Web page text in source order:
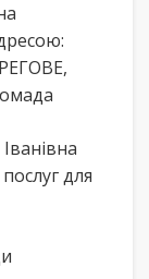
для